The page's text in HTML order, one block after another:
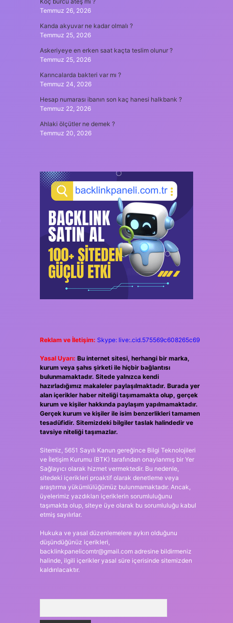
Temmuz 26, 2026
Kanda akyuvar ne kadar olmalı ?
Temmuz 25, 2026
Askeriyeye en erken saat kaçta teslim olunur ?
Temmuz 25, 2026
Karıncalarda bakteri var mı ?
Temmuz 24, 2026
Hesap numarası ibanın son kaç hanesi halkbank ?
Temmuz 22, 2026
Ahlaki ölçütler ne demek ?
Temmuz 20, 2026
Reklam ve İletişim: Skype: live:.cid.575569c608265c69
Yasal Uyarı: Bu internet sitesi, herhangi bir marka,
kurum veya şahıs şirketi ile hiçbir bağlantısı
bulunmamaktadır. Sitede yalnızca kendi
hazırladığımız makaleler paylaşılmaktadır. Burada yer
alan içerikler haber niteliği taşımamakta olup, gerçek
kurum ve kişiler hakkında paylaşım yapılmamaktadır.
Gerçek kurum ve kişiler ile isim benzerlikleri tamamen
tesadüfidir. Sitemizdeki bilgiler taslak halindedir ve
tavsiye niteliği taşımazlar.
Sitemiz, 5651 Sayılı Kanun gereğince Bilgi Teknolojileri
ve İletişim Kurumu (BTK) tarafından onaylanmış bir Yer
Sağlayıcı olarak hizmet vermektedir. Bu nedenle,
sitedeki içerikleri proaktif olarak denetleme veya
araştırma yükümlülüğümüz bulunmamaktadır. Ancak,
üyelerimiz yazdıkları içeriklerin sorumluluğunu
taşımakta olup, siteye üye olarak bu sorumluluğu kabul
etmiş sayılırlar.
Hukuka ve yasal düzenlemelere aykırı olduğunu
düşündüğünüz içerikleri,
backlinkpanelicomtr@gmail.comadresine bildirmeniz
halinde, ilgili içerikler yasal süre içerisinde sitemizden
kaldırılacaktır.